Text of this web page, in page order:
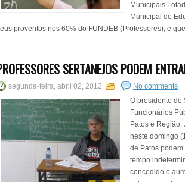
Municipais
Municipal de
proventos nos 60% do FUNDEB (Professores), e
SERTANEJOS PODEM
segunda-feira, abril 02, 2012
No comments
O presidente do
Funcionários
Patos e Região,
neste domingo
de Patos
tempo
concedido o